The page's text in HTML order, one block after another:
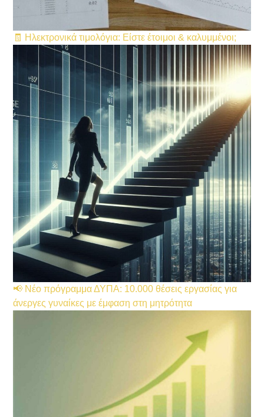
🧾 Ηλεκτρονικά τιμολόγια: Είστε έτοιμοι & καλυμμένοι;
📢 Νέο πρόγραμμα ΔΥΠΑ: 10.000 θέσεις εργασίας για
άνεργες γυναίκες με έμφαση στη μητρότητα